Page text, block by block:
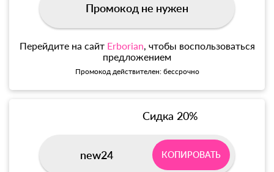
Промокод не нужен
Перейдите на сайт Erborian , чтобы воспользоваться
предложением
Промокод действителен: бессрочно
Сидка 20%
new24 КОПИРОВАТЬ